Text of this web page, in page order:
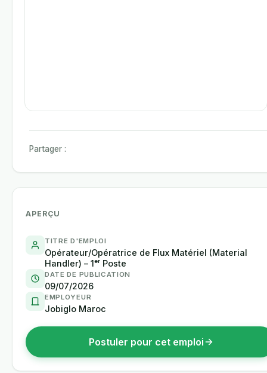
Partager :
APERÇU
TITRE D'EMPLOI
Opérateur/Opératrice de Flux Matériel (Material
Handler) – 1ᵉʳ Poste
DATE DE PUBLICATION
09/07/2026
EMPLOYEUR
Jobiglo Maroc
Postuler pour cet emploi